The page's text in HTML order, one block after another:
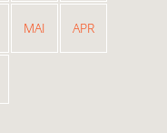
MAI APR